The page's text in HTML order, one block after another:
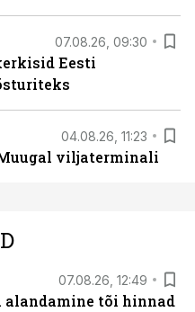
07.08.26, 09:30
Eesti
04.08.26, 11:23
viljaterminali
07.08.26, 12:49
alandamine tõi hinnad